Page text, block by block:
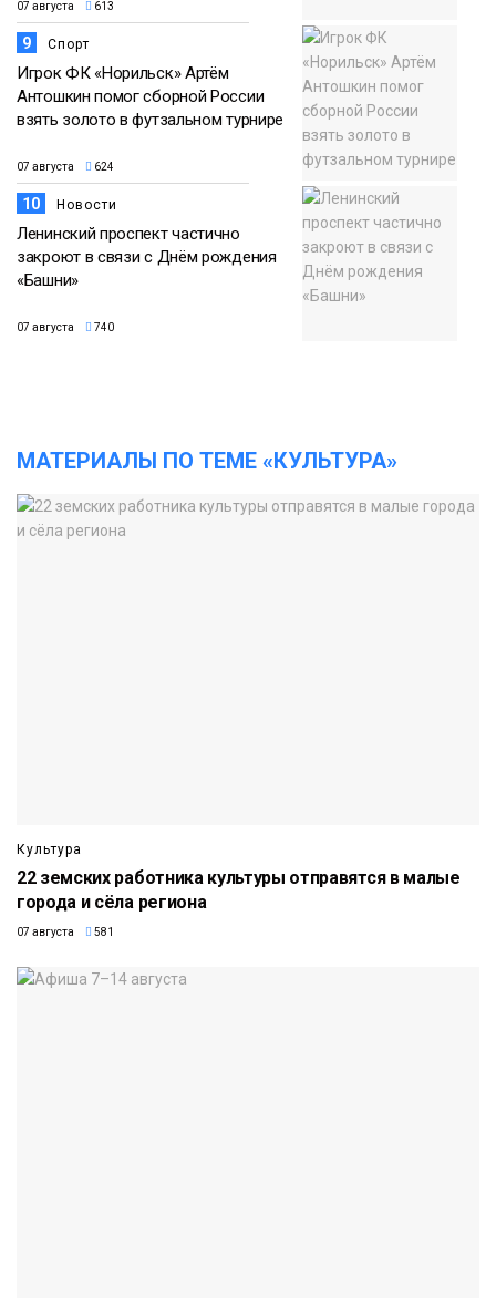
07 августа 613
9 Спорт
Игрок ФК «Норильск» Артём
Антошкин помог сборной России
взять золото в футзальном турнире
07 августа 624
10 Новости
Ленинский проспект частично
закроют в связи с Днём рождения
«Башни»
07 августа 740
МАТЕРИАЛЫ ПО ТЕМЕ «КУЛЬТУРА»
Культура
22 земских работника культуры отправятся в малые
города и сёла региона
07 августа 581